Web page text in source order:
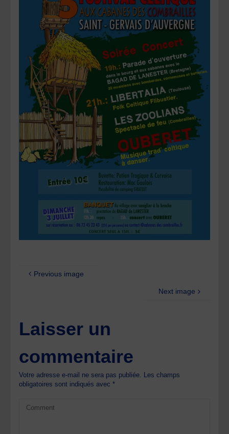
Previous image
Next image
Laisser un
commentaire
Votre adresse e-mail ne sera pas publiée. Les champs
obligatoires sont indiqués avec*